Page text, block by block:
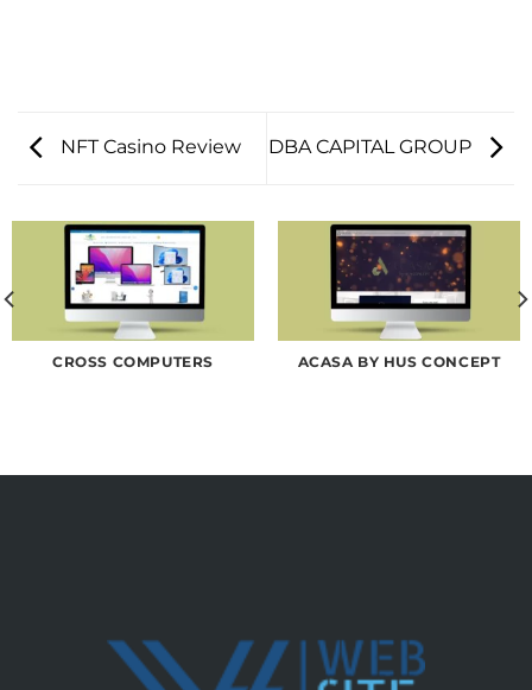
NFT Casino Review DBA CAPITAL GROUP
CROSS COMPUTERS ACASA BY HUS CONCEPT